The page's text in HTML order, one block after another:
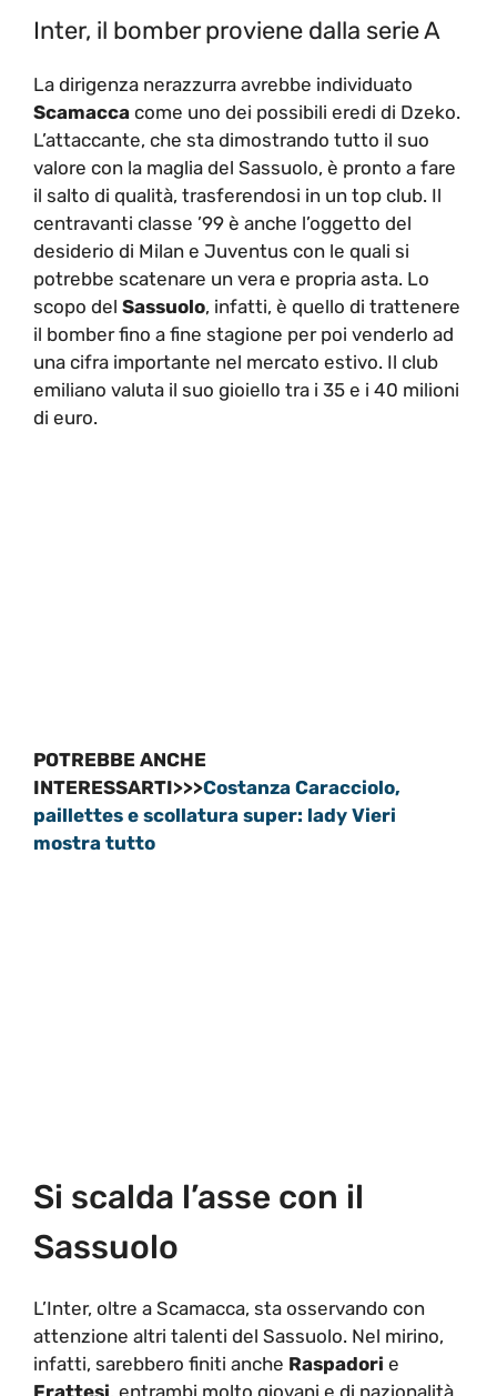
Inter, il bomber proviene dalla serie A
La dirigenza nerazzurra avrebbe individuato
Scamacca come uno dei possibili eredi di Dzeko.
L’attaccante, che sta dimostrando tutto il suo
valore con la maglia del Sassuolo, è pronto a fare
il salto di qualità, trasferendosi in un top club. Il
centravanti classe ’99 è anche l’oggetto del
desiderio di Milan e Juventus con le quali si
potrebbe scatenare un vera e propria asta. Lo
scopo del Sassuolo, infatti, è quello di trattenere
il bomber fino a fine stagione per poi venderlo ad
una cifra importante nel mercato estivo. Il club
emiliano valuta il suo gioiello tra i 35 e i 40 milioni
di euro.
POTREBBE ANCHE
INTERESSARTI>>>Costanza Caracciolo,
paillettes e scollatura super: lady Vieri
mostra tutto
Si scalda l’asse con il
Sassuolo
L’Inter, oltre a Scamacca, sta osservando con
attenzione altri talenti del Sassuolo. Nel mirino,
infatti, sarebbero finiti anche Raspadori e
Frattesi, entrambi molto giovani e di nazionalità